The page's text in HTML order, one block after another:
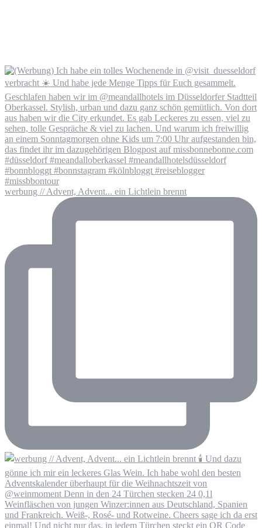
werbung // Advent, Advent... ein Lichtlein brennt